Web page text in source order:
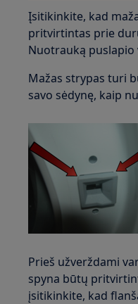
Įsitikinkite, kad
pritvirtintas prie
Nuotrauką puslapio
Mažas strypas turi
savo sėdynę, kaip
Prieš užverždami
spyna būtų
įsitikinkite, kad